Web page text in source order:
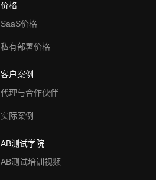
价格
SaaS价格
私有部署价格
客户案例
代理与合作伙伴
实际案例
AB测试学院
AB测试培训视频